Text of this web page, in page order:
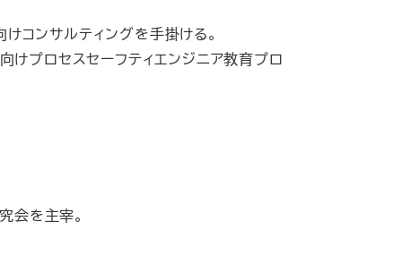
コンサルティングを手掛ける。
プロセスセーフティエンジニア教育プロ
会を主宰。